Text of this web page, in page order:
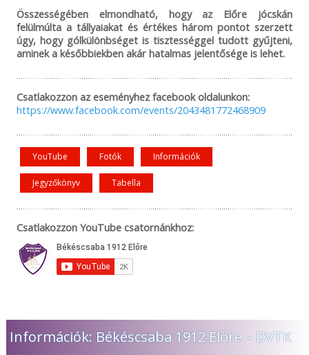
Összességében elmondható, hogy az Előre jócskán
felülmúlta a tállyaiakat és értékes három pontot szerzett
úgy, hogy gólkülönbséget is tisztességgel tudott gyűjteni,
aminek a későbbiekben akár hatalmas jelentősége is lehet.
Csatlakozzon az eseményhez facebook oldalunkon:
https://www.facebook.com/events/2043481772468909
YouTube Fotók Információk
Jegyzőkönyv Tabella
Csatlakozzon YouTube csatornánkhoz:
Információk: Békéscsaba 1912 Előre – DVTK